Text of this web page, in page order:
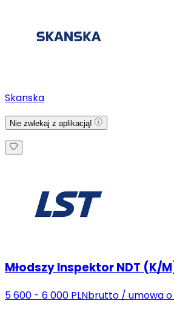
Skanska
Nie zwlekaj z aplikacją!
Młodszy Inspektor NDT (K/
5 600 - 6 000 PLNbrutto / umowa